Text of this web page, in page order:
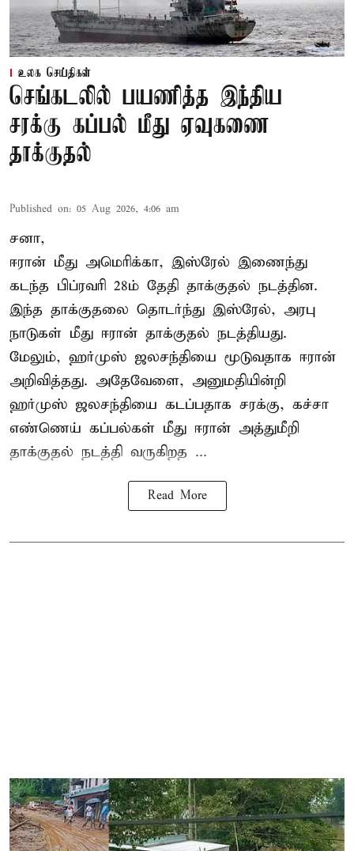
உலக செய்திகள்
செங்கடலில் பயணித்த இந்திய
சரக்கு கப்பல் மீது ஏவுகணை
தாக்குதல்
Published on: 05 Aug 2026, 4:06 am
சனா,
ஈரான் மீது அமெரிக்கா, இஸ்ரேல் இணைந்து
கடந்த பிப்ரவரி 28ம் தேதி தாக்குதல் நடத்தின.
இந்த தாக்குதலை தொடர்ந்து இஸ்ரேல், அரபு
நாடுகள் மீது ஈரான் தாக்குதல் நடத்தியது.
மேலும், ஹர்முஸ் ஜலசந்தியை மூடுவதாக ஈரான்
அறிவித்தது. அதேவேளை, அனுமதியின்றி
ஹர்முஸ் ஜலசந்தியை கடப்பதாக சரக்கு, கச்சா
எண்ணெய் கப்பல்கள் மீது ஈரான் அத்துமீறி
தாக்குதல் நடத்தி வருகிறத ...
Read More